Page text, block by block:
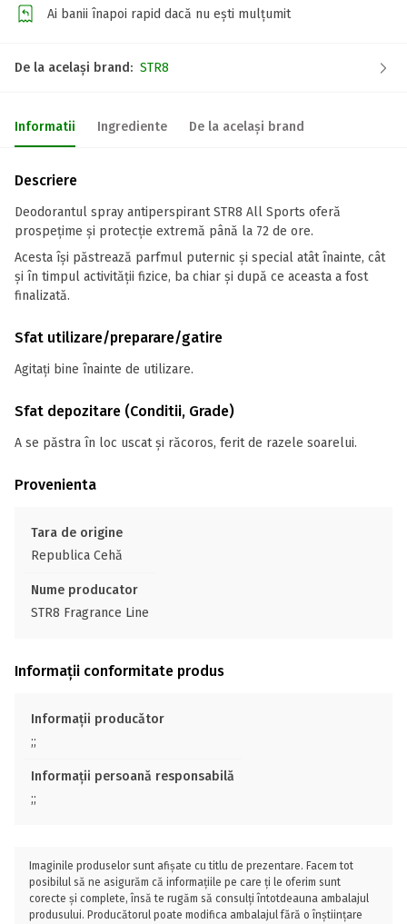
Ai banii înapoi rapid dacă nu ești mulțumit
De la același brand: STR8
Informatii Ingrediente De la același brand
Descriere
Deodorantul spray antiperspirant STR8 All Sports oferă
prospețime și protecție extremă până la 72 de ore.
Acesta își păstrează parfmul puternic și special atât înainte, cât
și în timpul activității fizice, ba chiar și după ce aceasta a fost
finalizată.
Sfat utilizare/preparare/gatire
Agitați bine înainte de utilizare.
Sfat depozitare (Conditii, Grade)
A se păstra în loc uscat și răcoros, ferit de razele soarelui.
Provenienta
Tara de origine
Republica Cehă
Nume producator
STR8 Fragrance Line
Informații conformitate produs
Informații producător
;;
Informații persoană responsabilă
;;
Imaginile produselor sunt afișate cu titlu de prezentare. Facem tot
posibilul să ne asigurăm că informațiile pe care ți le oferim sunt
corecte și complete, însă te rugăm să consulți întotdeauna ambalajul
produsului. Producătorul poate modifica ambalajul fără o înștiințare